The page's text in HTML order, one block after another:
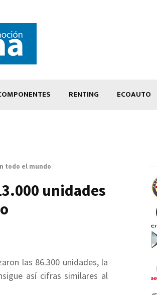
RENTING ECOAUTO
todo el mundo
unidades
las 86.300 unidades, la
así cifras similares al